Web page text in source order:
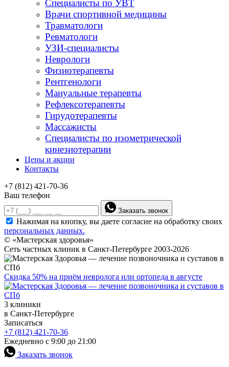
Специалисты по УВТ
Врачи спортивной медицины
Травматологи
Ревматологи
УЗИ-специалисты
Неврологи
Физиотерапевты
Рентгенологи
Мануальные терапевты
Рефлексотерапевты
Гирудотерапевты
Массажисты
Специалисты по изометрической
кинезиотерапии
Цены и акции
Контакты
+7 (812) 421-70-36
Ваш телефон
Заказать звонок
Нажимая на кнопку, вы даете согласие на обработку своих
персональных данных.
© «Мастерская здоровья»
Сеть частных клиник в Санкт-Петербурге 2003-2026
Скидка 50% на приём невролога или ортопеда в августе
3 клиники
в Санкт-Петербурге
Записаться
+7 (812) 421-70-36
Ежедневно с 9:00 до 21:00
Заказать звонок